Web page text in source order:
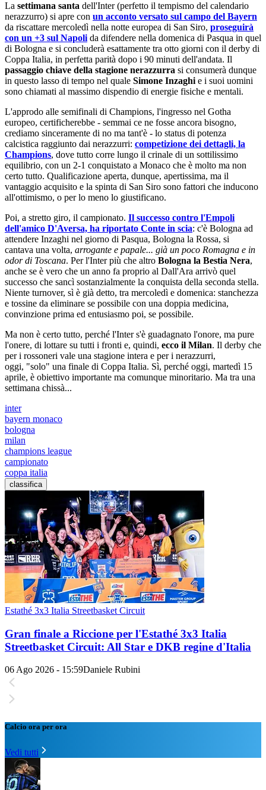
La settimana santa dell'Inter (perfetto il tempismo del calendario
nerazzurro) si apre con un acconto versato sul campo del Bayern
da riscattare mercoledì nella notte europea di San Siro, proseguirà
con un +3 sul Napoli da difendere nella domenica di Pasqua in quel
di Bologna e si concluderà esattamente tra otto giorni con il derby di
Coppa Italia, in perfetta parità dopo i 90 minuti dell'andata. Il
passaggio chiave della stagione nerazzurra si consumerà dunque
in questo lasso di tempo nel quale Simone Inzaghi e i suoi uomini
sono chiamati al massimo dispendio di energie fisiche e mentali.
L'approdo alle semifinali di Champions, l'ingresso nel Gotha
europeo, certificherebbe - semmai ce ne fosse ancora bisogno,
crediamo sinceramente di no ma tant'è - lo status di potenza
calcistica raggiunto dai nerazzurri: competizione dei dettagli, la
Champions, dove tutto corre lungo il crinale di un sottilissimo
equilibrio, con un 2-1 conquistato a Monaco che è molto ma non
certo tutto. Qualificazione aperta, dunque, apertissima, ma il
vantaggio acquisito e la spinta di San Siro sono fattori che inducono
all'ottimismo, o per lo meno lo giustificano.
Poi, a stretto giro, il campionato. Il successo contro l'Empoli
dell'amico D'Aversa, ha riportato Conte in scia: c'è Bologna ad
attendere Inzaghi nel giorno di Pasqua, Bologna la Rossa, si
cantava una volta, arrogante e papale... già un poco Romagna e in
odor di Toscana. Per l'Inter più che altro Bologna la Bestia Nera,
anche se è vero che un anno fa proprio al Dall'Ara arrivò quel
successo che sancì sostanzialmente la conquista della seconda stella.
Niente turnover, sì è già detto, tra mercoledì e domenica: stanchezza
e tossine da eliminare se possibile con una doppia medicina,
convinzione prima ed entusiasmo poi, se possibile.
Ma non è certo tutto, perché l'Inter s'è guadagnato l'onore, ma pure
l'onere, di lottare su tutti i fronti e, quindi, ecco il Milan. Il derby che
per i rossoneri vale una stagione intera e per i nerazzurri,
oggi, "solo" una finale di Coppa Italia. Sì, perché oggi, martedì 15
aprile, è obiettivo importante ma comunque minoritario. Ma tra una
settimana chissà...
inter
bayern monaco
bologna
milan
champions league
campionato
coppa italia
classifica
Estathé 3x3 Italia Streetbasket Circuit
Gran finale a Riccione per l'Estathé 3x3 Italia
Streetbasket Circuit: All Star e DKB regine d'Italia
06 Ago 2026 - 15:59Daniele Rubini
Calcio ora per ora
Vedi tutti